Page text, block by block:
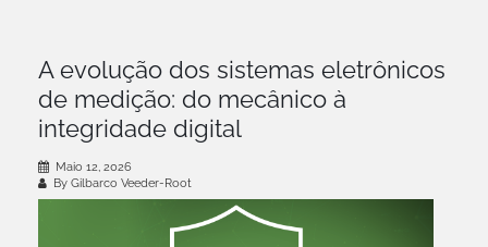
A evolução dos sistemas eletrônicos
de medição: do mecânico à
integridade digital
Maio 12, 2026
By Gilbarco Veeder-Root